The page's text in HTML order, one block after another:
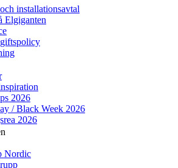
installationsavtal
Elgiganten
2026
/ Black Week 2026
2026
Nordic